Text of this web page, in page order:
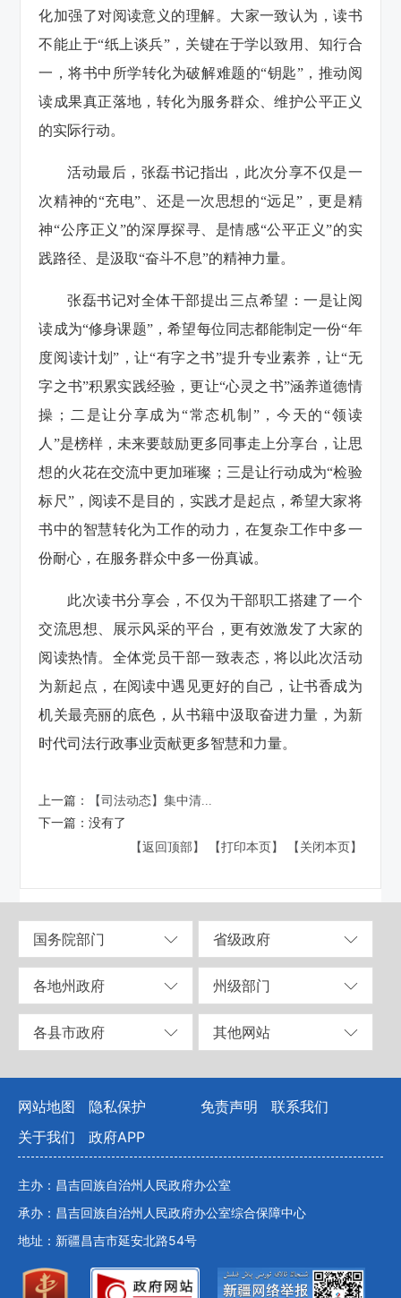
化加强了对阅读意义的理解。大家一致认为，读书
不能止于“纸上谈兵”，关键在于学以致用、知行合
一，将书中所学转化为破解难题的“钥匙”，推动阅
读成果真正落地，转化为服务群众、维护公平正义
的实际行动。
活动最后，张磊书记指出，此次分享不仅是一
次精神的“充电”、还是一次思想的“远足”，更是精
神“公序正义”的深厚探寻、是情感“公平正义”的实
践路径、是汲取“奋斗不息”的精神力量。
张磊书记对全体干部提出三点希望：一是让阅
读成为“修身课题”，希望每位同志都能制定一份“年
度阅读计划”，让“有字之书”提升专业素养，让“无
字之书”积累实践经验，更让“心灵之书”涵养道德情
操；二是让分享成为“常态机制”，今天的“领读
人”是榜样，未来要鼓励更多同事走上分享台，让思
想的火花在交流中更加璀璨；三是让行动成为“检验
标尺”，阅读不是目的，实践才是起点，希望大家将
书中的智慧转化为工作的动力，在复杂工作中多一
份耐心，在服务群众中多一份真诚。
此次读书分享会，不仅为干部职工搭建了一个
交流思想、展示风采的平台，更有效激发了大家的
阅读热情。全体党员干部一致表态，将以此次活动
为新起点，在阅读中遇见更好的自己，让书香成为
机关最亮丽的底色，从书籍中汲取奋进力量，为新
时代司法行政事业贡献更多智慧和力量。
上一篇：
【司法动态】集中清...
下一篇：没有了
【返回顶部】
【打印本页】 【关闭本页】
国务院部门 省级政府
各地州政府 州级部门
各县市政府 其他网站
网站地图 隐私保护 免责声明
联系我们
关于我们
政府APP
主办：昌吉回族自治州人民政府办公室
承办：昌吉回族自治州人民政府办公室综合保障中心
地址：新疆昌吉市延安北路54号